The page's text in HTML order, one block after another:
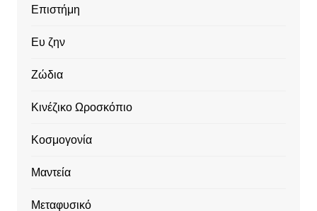
Επιστήμη
Ευ ζην
Ζώδια
Κινέζικο Ωροσκόπιο
Κοσμογονία
Μαντεία
Μεταφυσικό